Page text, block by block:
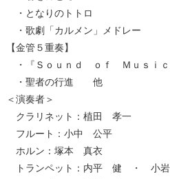
・となりのトトロ
・歌劇「カルメン」メドレー
【金管５重奏】
・『Ｓｏｕｎｄ ｏｆ Ｍｕｓｉｃ
・聖者の行進 他
＜演奏者＞
クラリネット：植田 孝一
フルート：小中 公平
ホルン：塚本 真衣
トランペット：内平 健 ・ 小